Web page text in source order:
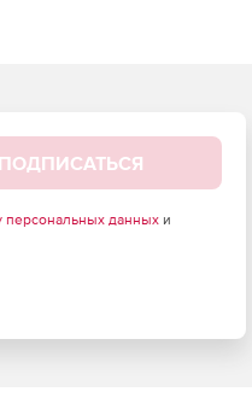
ПОДПИСАТЬСЯ
персональных данныхи